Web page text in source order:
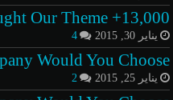
13,000+ People Have Bought Our Theme
يناير 30, 2015 4
Would You Choose?
يناير 25, 2015 2